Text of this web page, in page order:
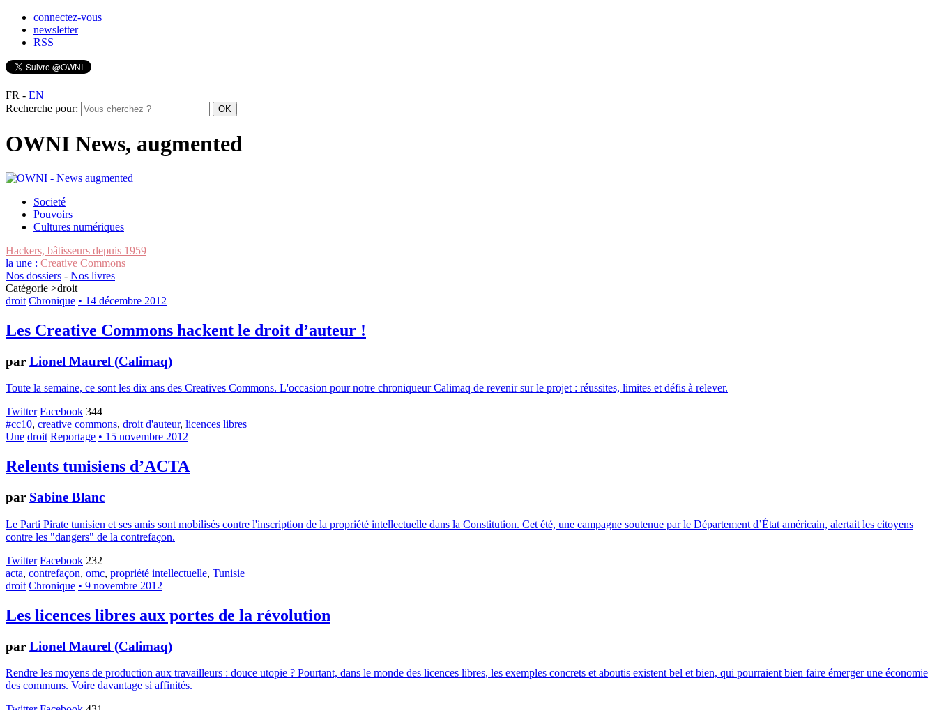
connectez-vous
newsletter
RSS
FR - EN
Recherche pour:
OWNI News, augmented
Societé
Pouvoirs
Cultures numériques
Hackers, bâtisseurs depuis 1959
la une : Creative Commons
Nos dossiers - Nos livres
Catégorie >droit
droit Chronique • 14 décembre 2012
Les Creative Commons hackent le droit d’auteur !
par Lionel Maurel (Calimaq)
Toute la semaine, ce sont les dix ans des Creatives Commons. L'occasion pour notre chroniqueur Calimaq de revenir sur le projet : réussites, limites et défis à relever.
Twitter Facebook 344
#cc10, creative commons, droit d'auteur, licences libres
Une droit Reportage • 15 novembre 2012
Relents tunisiens d’ACTA
par Sabine Blanc
Le Parti Pirate tunisien et ses amis sont mobilisés contre l'inscription de la propriété intellectuelle dans la Constitution. Cet été, une campagne soutenue par le Département d’État américain, alertait les citoyens
contre les "dangers" de la contrefaçon.
Twitter Facebook 232
acta, contrefaçon, omc, propriété intellectuelle, Tunisie
droit Chronique • 9 novembre 2012
Les licences libres aux portes de la révolution
par Lionel Maurel (Calimaq)
Rendre les moyens de production aux travailleurs : douce utopie ? Pourtant, dans le monde des licences libres, les exemples concrets et aboutis existent bel et bien, qui pourraient bien faire émerger une économie
des communs. Voire davantage si affinités.